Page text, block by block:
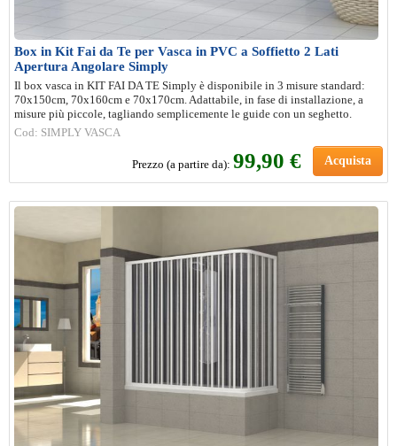
Box in Kit Fai da Te per Vasca in PVC a Soffietto 2 Lati
Apertura Angolare Simply
Il box vasca in KIT FAI DA TE Simply è disponibile in 3 misure standard:
70x150cm, 70x160cm e 70x170cm. Adattabile, in fase di installazione, a
misure più piccole, tagliando semplicemente le guide con un seghetto.
Cod: SIMPLY VASCA
Prezzo (a partire da): 99,90 € Acquista